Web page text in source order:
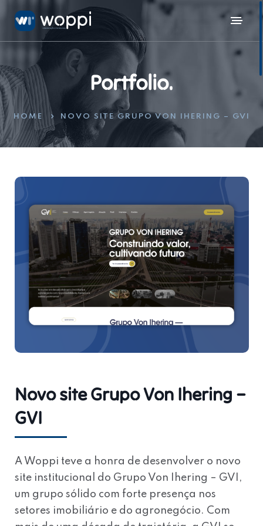
Portfolio.
HOME NOVO SITE GRUPO VON IHERING – GVI
Novo site Grupo Von Ihering –
GVI
A Woppi teve a honra de desenvolver o novo
site institucional do Grupo Von Ihering – GVI ,
um grupo sólido com forte presença nos
setores imobiliário e do agronegócio. Com